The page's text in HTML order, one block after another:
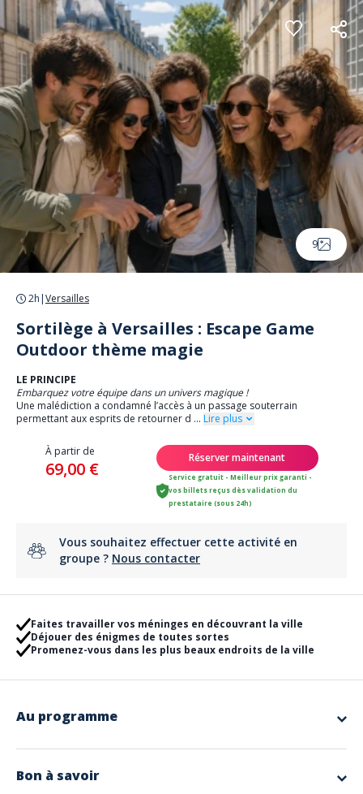
Panneau de gestion des cookies
9
2h |Versailles
Sortilège à Versailles : Escape Game
Outdoor thème magie
LE PRINCIPE
Embarquez votre équipe dans un univers magique !
Une malédiction a condamné l’accès à un passage souterrain
permettant aux esprits de retourner d ... Lire plus
À partir de
69,00 €
Réserver maintenant
Service gratuit - Meilleur prix garanti -
vos billets reçus dès validation du
prestataire (sous 24h)
Vous souhaitez effectuer cette activité en
groupe ? Nous contacter
Faites travailler vos méninges en découvrant la ville
Déjouer des énigmes de toutes sortes
Promenez-vous dans les plus beaux endroits de la ville
Au programme
Bon à savoir